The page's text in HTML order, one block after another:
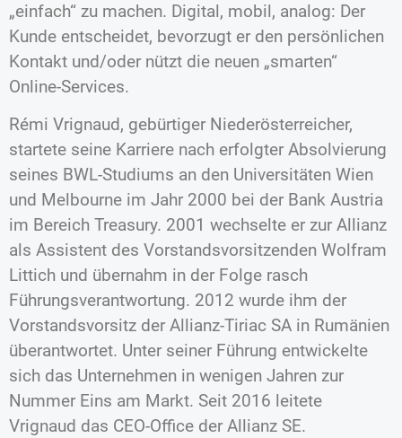
„einfach“ zu machen. Digital, mobil, analog: Der
Kunde entscheidet, bevorzugt er den persönlichen
Kontakt und/oder nützt die neuen „smarten“
Online-Services.
Rémi Vrignaud, gebürtiger Niederösterreicher,
startete seine Karriere nach erfolgter Absolvierung
seines BWL-Studiums an den Universitäten Wien
und Melbourne im Jahr 2000 bei der Bank Austria
im Bereich Treasury. 2001 wechselte er zur Allianz
als Assistent des Vorstandsvorsitzenden Wolfram
Littich und übernahm in der Folge rasch
Führungsverantwortung. 2012 wurde ihm der
Vorstandsvorsitz der Allianz-Tiriac SA in Rumänien
überantwortet. Unter seiner Führung entwickelte
sich das Unternehmen in wenigen Jahren zur
Nummer Eins am Markt. Seit 2016 leitete
Vrignaud das CEO-Office der Allianz SE.